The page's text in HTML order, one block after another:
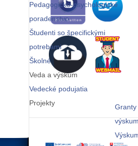
Pedagogicko-psychologické
poradenstvo
Študenti so špecifickými
potrebami
Školné
Veda a výskum
Vedecké podujatia
Projekty
Granty